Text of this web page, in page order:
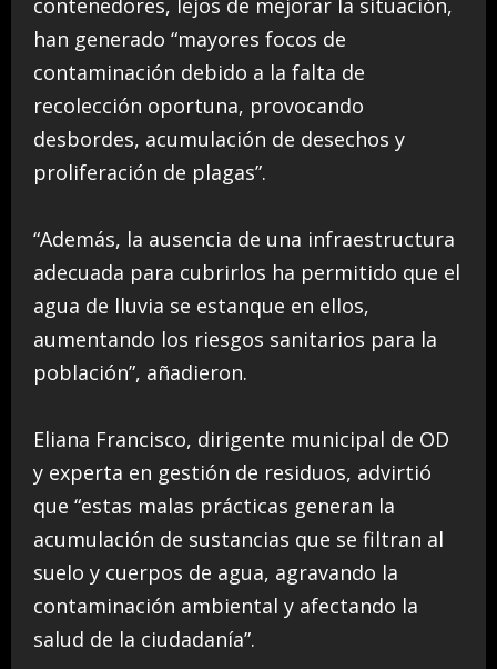
contenedores, lejos de mejorar la situación,
han generado “mayores focos de
contaminación debido a la falta de
recolección oportuna, provocando
desbordes, acumulación de desechos y
proliferación de plagas”.
“Además, la ausencia de una infraestructura
adecuada para cubrirlos ha permitido que el
agua de lluvia se estanque en ellos,
aumentando los riesgos sanitarios para la
población”, añadieron.
Eliana Francisco, dirigente municipal de OD
y experta en gestión de residuos, advirtió
que “estas malas prácticas generan la
acumulación de sustancias que se filtran al
suelo y cuerpos de agua, agravando la
contaminación ambiental y afectando la
salud de la ciudadanía”.